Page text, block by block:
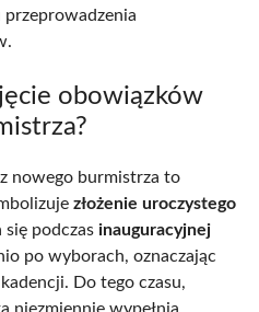
obowiązków
nowego burmistrza to
złożenie uroczystego
się podczas inauguracyjnej
po wyborach, oznaczając
Do tego czasu,